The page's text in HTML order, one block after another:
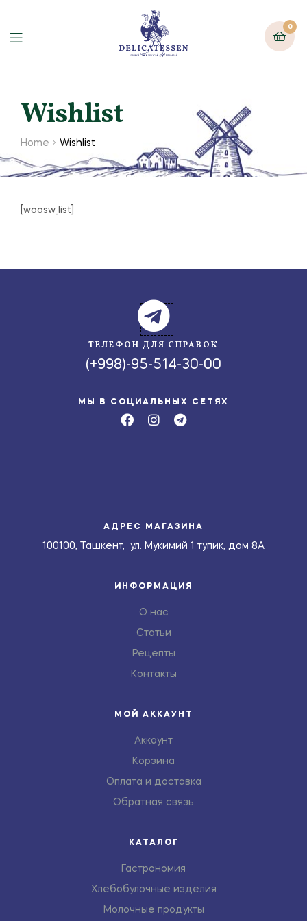
0
Wishlist
Home Wishlist
[woosw_list]
ТЕЛЕФОН ДЛЯ СПРАВОК
(+998)-95-514-30-00
МЫ В СОЦИАЛЬНЫХ СЕТЯХ
АДРЕС МАГАЗИНА
100100, Ташкент, ул. Мукимий 1 тупик, дом 8А
ИНФОРМАЦИЯ
О нас
Статьи
Рецепты
Контакты
МОЙ АККАУНТ
Аккаунт
Корзина
Оплата и доставка
Обратная связь
КАТАЛОГ
Гастрономия
Хлебобулочные изделия
Молочные продукты